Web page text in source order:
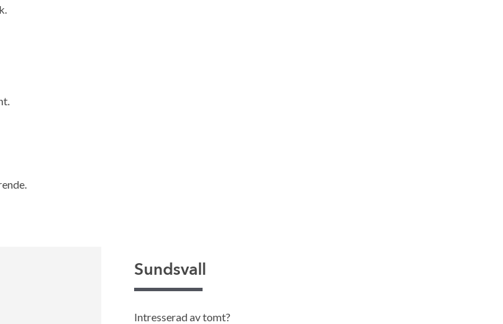
Sundsvall
Intresserad av tomt?